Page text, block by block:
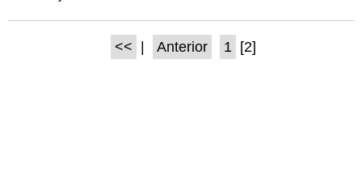
<< Anterior 1 [2]